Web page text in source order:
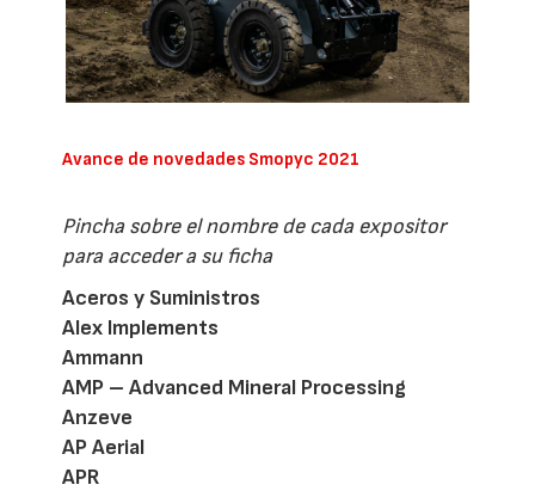
Avance de novedades Smopyc 2021
Pincha sobre el nombre de cada expositor
para acceder a su ficha
Aceros y Suministros
Alex Implements
Ammann
AMP – Advanced Mineral Processing
Anzeve
AP Aerial
APR